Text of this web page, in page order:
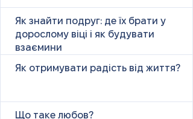
Як знайти подруг: де їх брати у
дорослому віці і як будувати
взаємини
Як отримувати радість від життя?
Що таке любов?